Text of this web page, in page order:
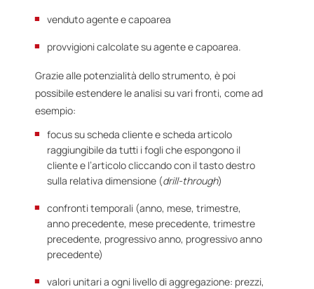
venduto agente e capoarea
provvigioni calcolate su agente e capoarea.
Grazie alle potenzialità dello strumento, è poi
possibile estendere le analisi su vari fronti, come ad
esempio:
focus su scheda cliente e scheda articolo
raggiungibile da tutti i fogli che espongono il
cliente e l’articolo cliccando con il tasto destro
sulla relativa dimensione (drill-through)
confronti temporali (anno, mese, trimestre,
anno precedente, mese precedente, trimestre
precedente, progressivo anno, progressivo anno
precedente)
valori unitari a ogni livello di aggregazione: prezzi,